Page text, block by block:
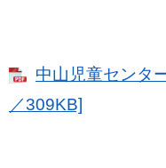
中山児童センタ
／309KB]